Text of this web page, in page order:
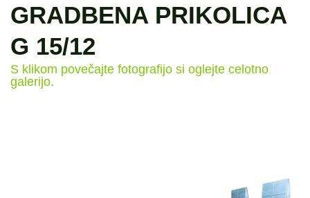
GRADBENA PRIKOLICA
G 15/12
S klikom povečajte fotografijo si oglejte celotno
galerijo.